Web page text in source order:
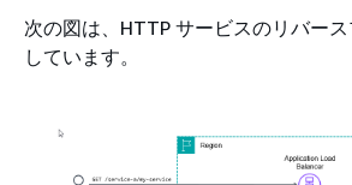
次の図は、HTTP サービスのリバー
しています。